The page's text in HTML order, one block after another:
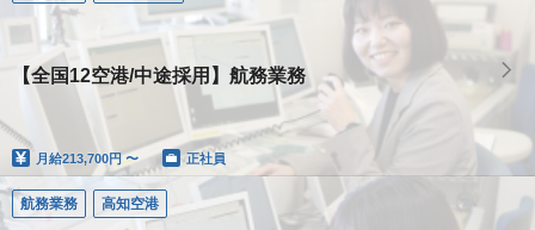
【全国12空港/中途採用】航務業務
月給213,700円 〜 正社員
航務業務 高知空港